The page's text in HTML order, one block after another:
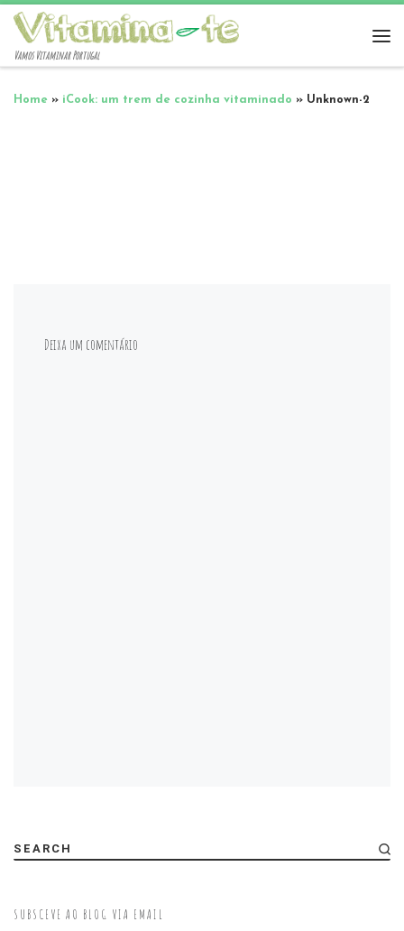
Vamos Vitaminar Portugal
Home » iCook: um trem de cozinha vitaminado » Unknown-2
Deixa um comentário
SEARCH
SUBSCEVE AO BLOG VIA EMAIL